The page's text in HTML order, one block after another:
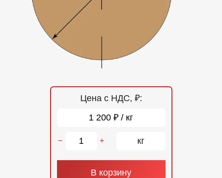
Цена с НДС, ₽:
1 200 ₽ / кг
− + кг
В корзину